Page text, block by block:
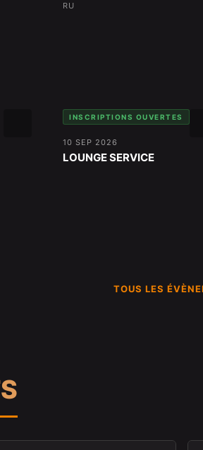
RU
INSCRIPTIONS OUVERTES
10 SEP 2026
LOUNGE SERVICE
TOUS LES